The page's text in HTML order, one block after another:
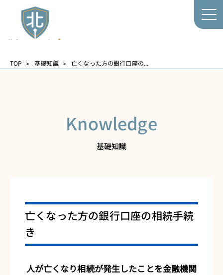
TOP 基礎知識 亡くなった方の銀行口座の...
Knowledge
基礎知識
亡くなった方の銀行口座の相続手続
き
人が亡くなり相続が発生したことを金融機関